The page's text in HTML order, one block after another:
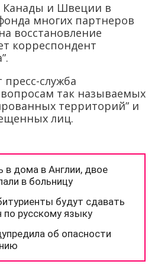
Канады и Швеции в
многих партнеров
восстановление
корреспондент
служба
так называемых
территорий” и
лиц.